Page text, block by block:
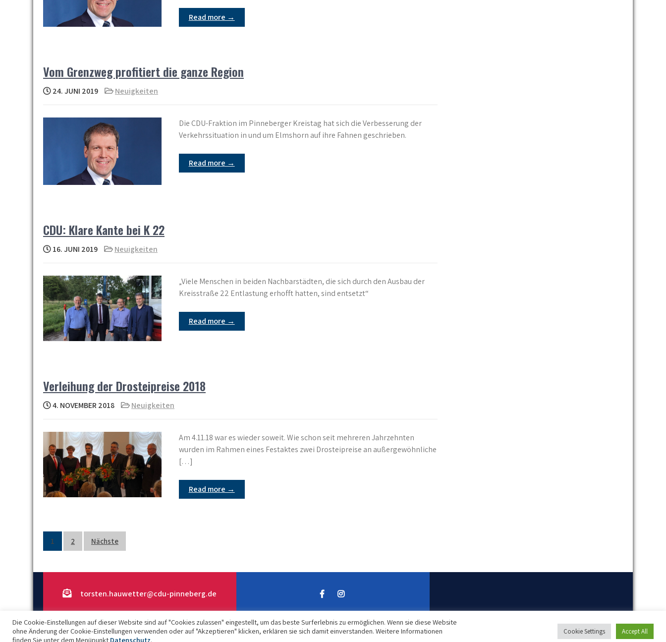
Read more →
Vom Grenzweg profitiert die ganze Region
24. JUNI 2019 Neuigkeiten
Die CDU-Fraktion im Pinneberger Kreistag hat sich die Verbesserung der
Verkehrssituation in und um Elmshorn auf ihre Fahnen geschrieben.
Read more →
CDU: Klare Kante bei K 22
16. JUNI 2019 Neuigkeiten
„Viele Menschen in beiden Nachbarstädten, die sich durch den Ausbau der
Kreisstraße 22 Entlastung erhofft hatten, sind entsetzt“
Read more →
Verleihung der Drosteipreise 2018
4. NOVEMBER 2018 Neuigkeiten
Am 4.11.18 war es wieder soweit. Wie schon seit mehreren Jahrzehnten
wurden im Rahmen eines Festaktes zwei Drosteipreise an außergewöhnliche
[…]
Read more →
Beitragsnavigation
1 2 Nächste
torsten.hauwetter@cdu-pinneberg.de
Torsten Hauwetter - Theme by Grace Themes
Die Cookie-Einstellungen auf dieser Website sind auf "Cookies zulassen" eingestellt, um das beste Surferlebnis zu ermöglichen. Wenn sie diese Website
ohne Änderung der Cookie-Einstellungen verwenden oder auf "Akzeptieren" klicken, erklären sie sich damit einverstanden. Weitere Informationen
finden Sie unter dem Menüpunkt Datenschutz.
Cookie Settings Accept All